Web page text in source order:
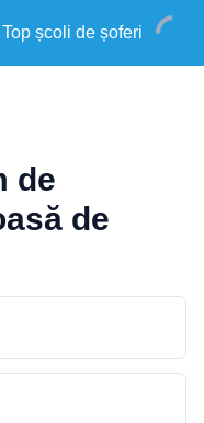
Top școli de șoferi
de
de